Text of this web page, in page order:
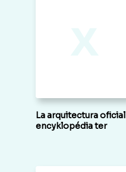
La arquitectura oficial
encyklopédia ter